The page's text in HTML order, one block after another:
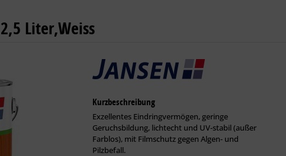
Liter,Weiss
Kurzbeschreibung
Exzellentes Eindringvermögen, geringe
Geruchsbildung, lichtecht und UV-stabil (außer
Farblos), mit Filmschutz gegen Algen- und
Pilzbefall.